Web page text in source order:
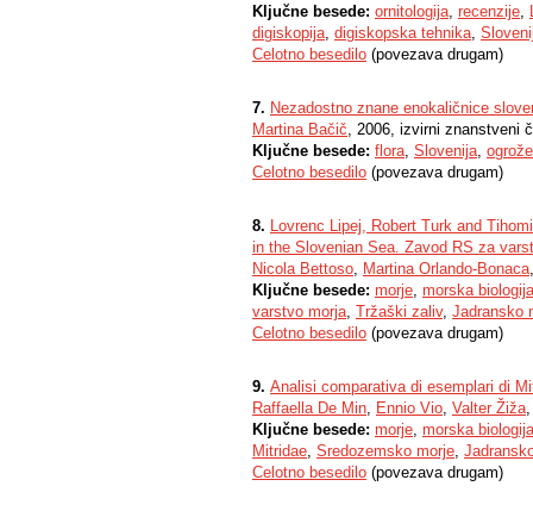
Ključne besede: ornitologija, recenzije,
digiskopija, digiskopska tehnika,
Celotno besedilo (povezava drugam)
7. Nezadostno znane enokaličnice
Martina Bačič, 2006, izvirni znanstveni
Ključne besede: flora, Slovenija,
Celotno besedilo (povezava drugam)
8. Lovrenc Lipej, Robert Turk and
in the Slovenian Sea. Zavod RS za
Nicola Bettoso, Martina Orlando-Bonaca
Ključne besede: morje, morska biologija
varstvo morja, Tržaški zaliv, Jadransko
Celotno besedilo (povezava drugam)
9. Analisi comparativa di esemplari di
Raffaella De Min, Ennio Vio, Valter Žiža
Ključne besede: morje, morska biologija
Mitridae, Sredozemsko morje,
Celotno besedilo (povezava drugam)